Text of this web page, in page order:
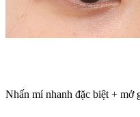
Nhấn mí nhanh đặc biệt + mở